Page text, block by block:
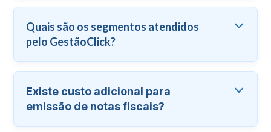
Quais são os segmentos atendidos
pelo GestãoClick?
Existe custo adicional para
emissão de notas fiscais?